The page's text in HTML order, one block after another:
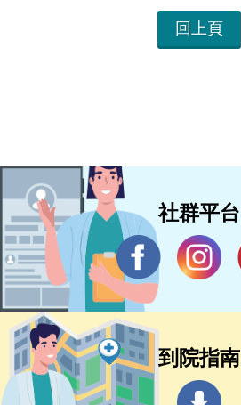
回上頁
社群平台
到院指南